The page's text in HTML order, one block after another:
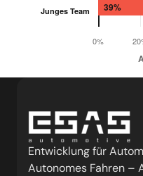
0%
Junges Team 39%
Entwicklung für
Autonomes Fahren –